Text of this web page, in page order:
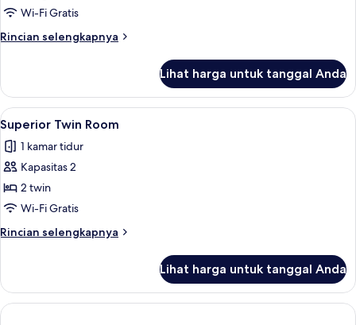
Wi-Fi Gratis
Rincian selengkapnya
Rincian
Superior
Double
Room
Lihat harga untuk tanggal Anda
Lihat
semua
foto
untuk
Superior
Twin
Room
Superior Twin Room | Meja kerja,
4
Superior Twin Room
1 kamar tidur
Kapasitas 2
2 twin
Wi-Fi Gratis
Rincian selengkapnya
Rincian
Superior
Twin
Room
Lihat harga untuk tanggal Anda